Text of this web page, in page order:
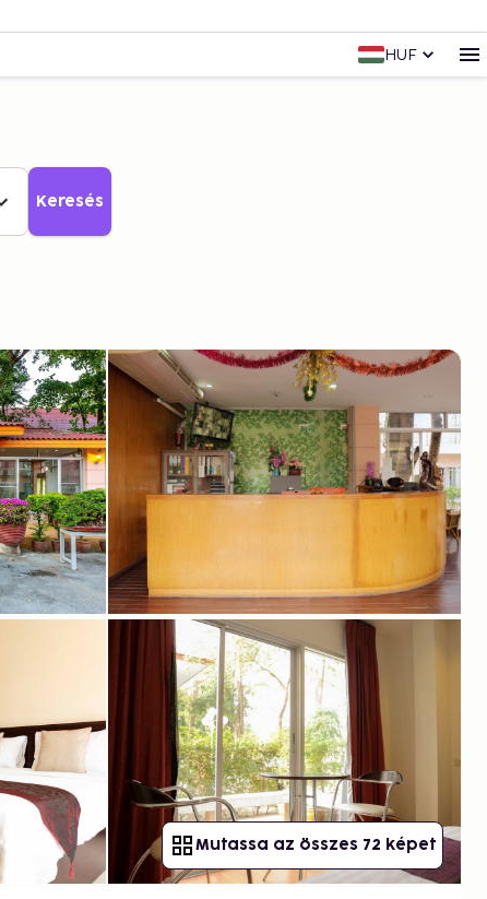
HUF
Keresés
Mutassa az összes 72 képet